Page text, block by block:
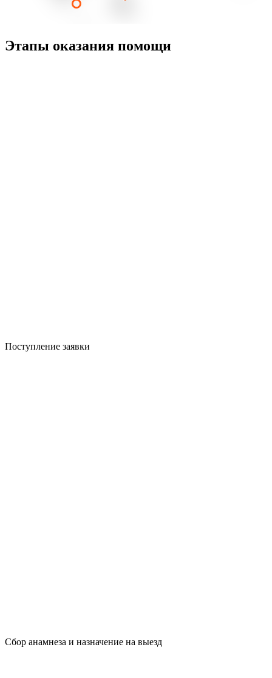
Этапы оказания помощи
Поступление заявки
Сбор анамнеза и назначение на выезд